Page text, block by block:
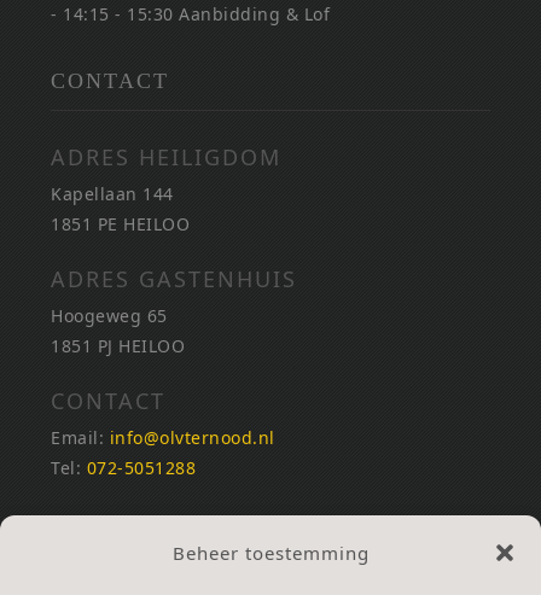
Beheer toestemming
- 14:15 - 15:30 Aanbidding & Lof
CONTACT
ADRES HEILIGDOM
Kapellaan 144
1851 PE HEILOO
ADRES GASTENHUIS
Hoogeweg 65
1851 PJ HEILOO
CONTACT
Email: info@olvternood.nl
Tel: 072-5051288
REKENINGNUMMERS
NL25INGB0000672168